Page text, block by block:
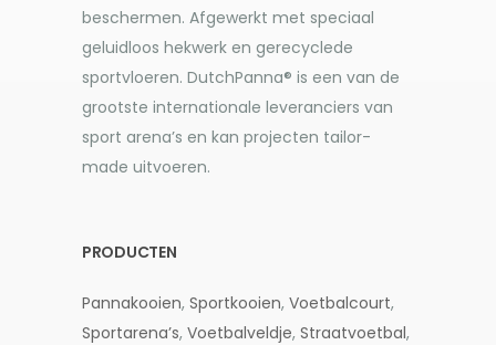
beschermen. Afgewerkt met speciaal
geluidloos hekwerk en gerecyclede
sportvloeren. DutchPanna® is een van de
grootste internationale leveranciers van
sport arena’s en kan projecten tailor-
made uitvoeren.
PRODUCTEN
Pannakooien, Sportkooien, Voetbalcourt,
Sportarena’s, Voetbalveldje, Straatvoetbal,